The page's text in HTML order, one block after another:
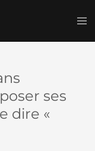
ses
dire «